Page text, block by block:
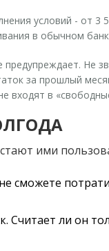
условий - от
в обычном
Не
за прошлый
входят в
ими
Считает ли он